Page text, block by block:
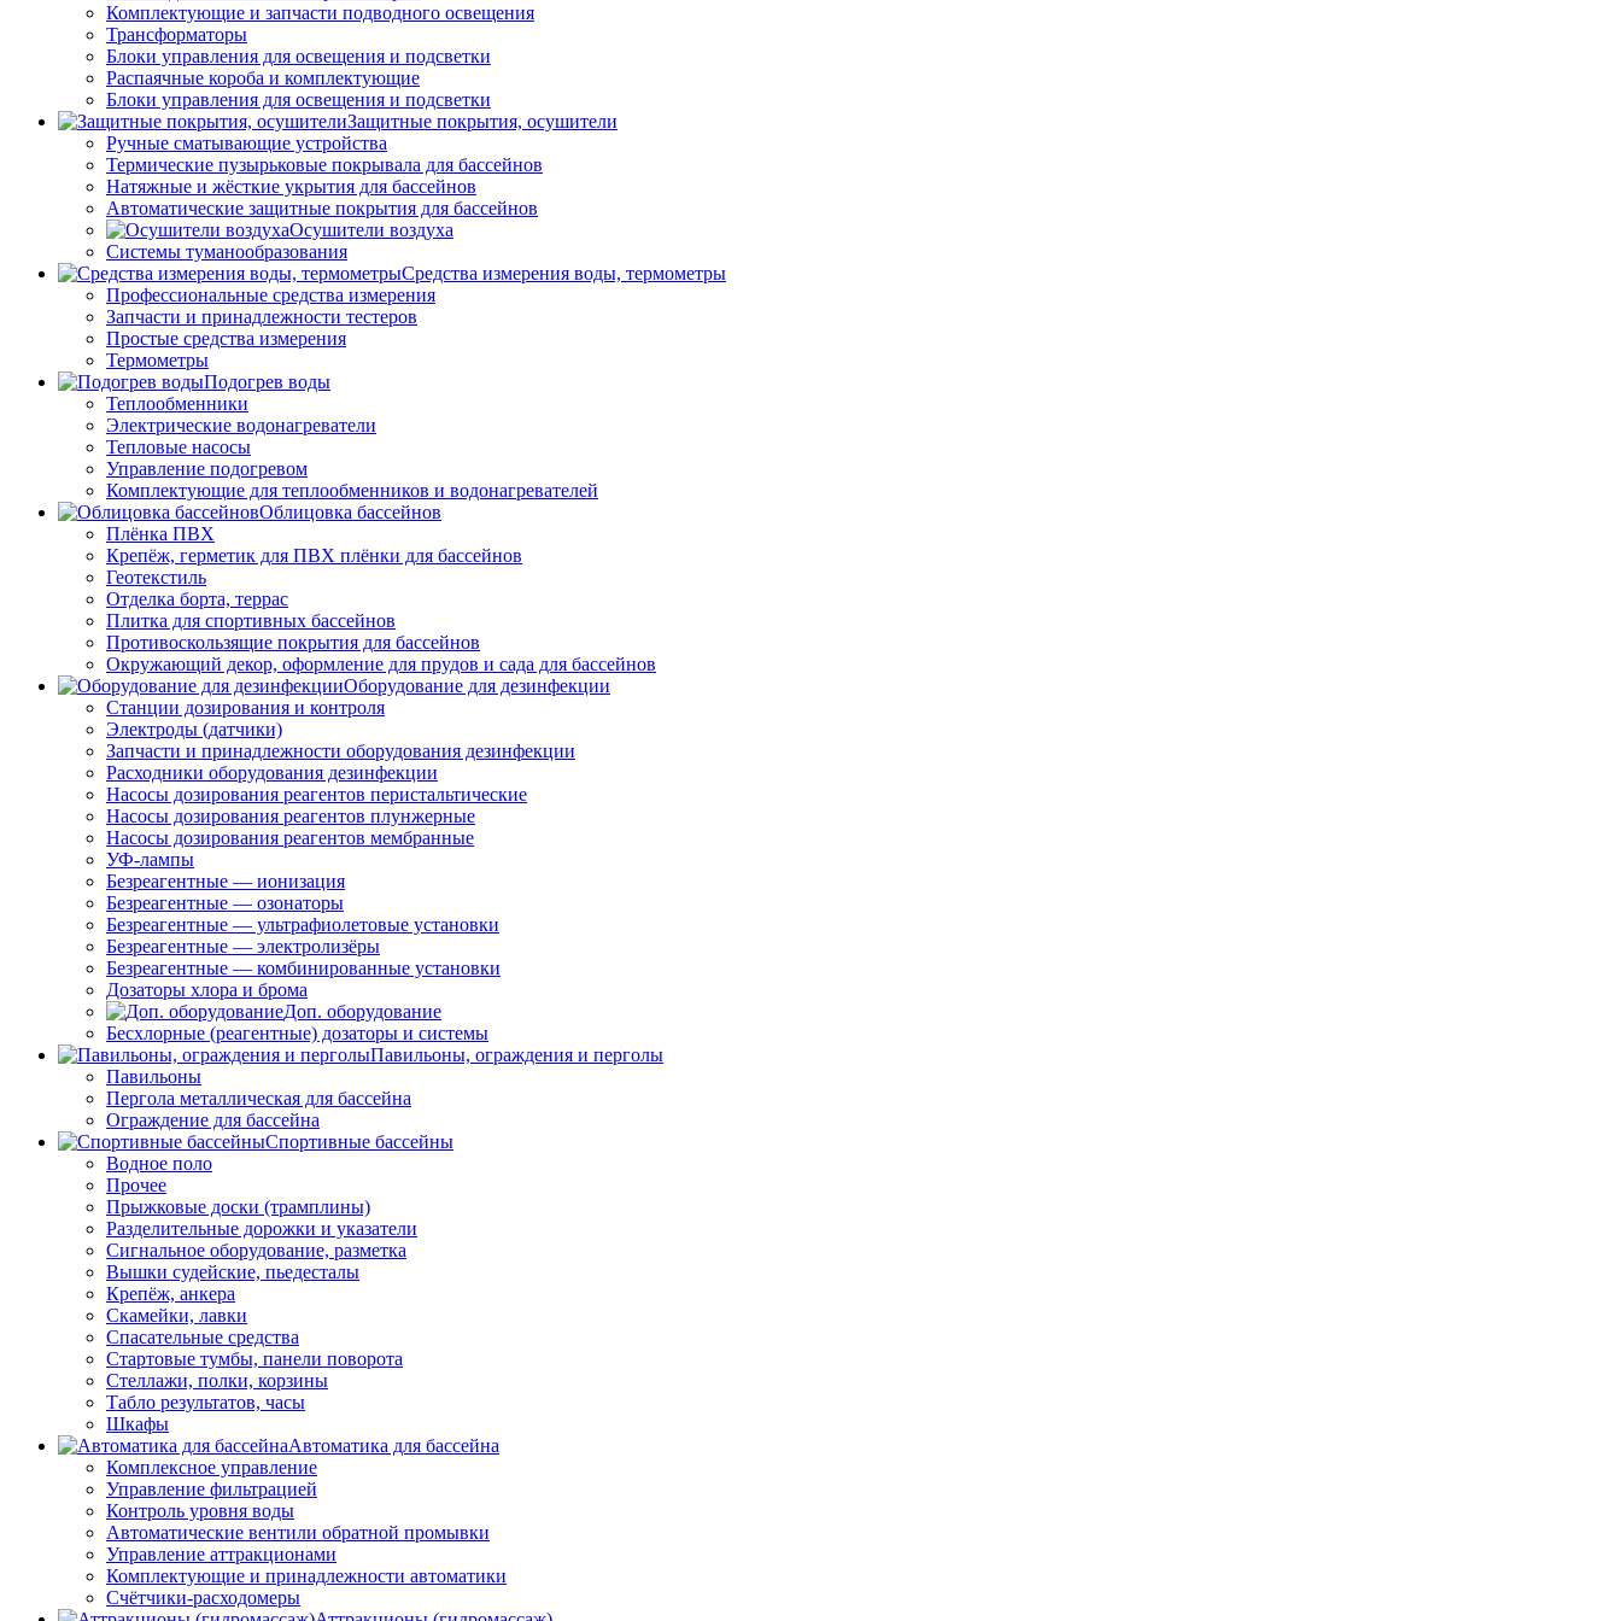
Комплектующие и запчасти подводного освещения
Трансформаторы
Блоки управления для освещения и подсветки
Распаячные короба и комплектующие
Блоки управления для освещения и подсветки
Защитные покрытия, осушители
Ручные сматывающие устройства
Термические пузырьковые покрывала для бассейнов
Натяжные и жёсткие укрытия для бассейнов
Автоматические защитные покрытия для бассейнов
Осушители воздуха
Системы туманообразования
Средства измерения воды, термометры
Профессиональные средства измерения
Запчасти и принадлежности тестеров
Простые средства измерения
Термометры
Подогрев воды
Теплообменники
Электрические водонагреватели
Тепловые насосы
Управление подогревом
Комплектующие для теплообменников и водонагревателей
Облицовка бассейнов
Плёнка ПВХ
Крепёж, герметик для ПВХ плёнки для бассейнов
Геотекстиль
Отделка борта, террас
Плитка для спортивных бассейнов
Противоскользящие покрытия для бассейнов
Окружающий декор, оформление для прудов и сада для бассейнов
Оборудование для дезинфекции
Станции дозирования и контроля
Электроды (датчики)
Запчасти и принадлежности оборудования дезинфекции
Расходники оборудования дезинфекции
Насосы дозирования реагентов перистальтические
Насосы дозирования реагентов плунжерные
Насосы дозирования реагентов мембранные
УФ-лампы
Безреагентные — ионизация
Безреагентные — озонаторы
Безреагентные — ультрафиолетовые установки
Безреагентные — электролизёры
Безреагентные — комбинированные установки
Дозаторы хлора и брома
Доп. оборудование
Бесхлорные (реагентные) дозаторы и системы
Павильоны, ограждения и перголы
Павильоны
Пергола металлическая для бассейна
Ограждение для бассейна
Спортивные бассейны
Водное поло
Прочее
Прыжковые доски (трамплины)
Разделительные дорожки и указатели
Cигнальное оборудование, разметка
Вышки судейские, пьедесталы
Крепёж, анкера
Скамейки, лавки
Спасательные средства
Стартовые тумбы, панели поворота
Стеллажи, полки, корзины
Табло результатов, часы
Шкафы
Автоматика для бассейна
Комплексное управление
Управление фильтрацией
Контроль уровня воды
Автоматические вентили обратной промывки
Управление аттракционами
Комплектующие и принадлежности автоматики
Счётчики-расходомеры